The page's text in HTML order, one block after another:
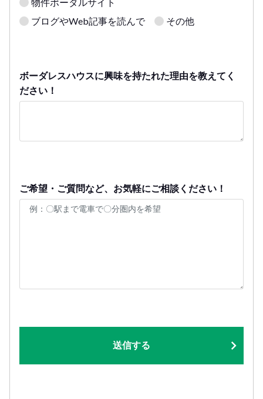
ブログやWeb記事を読んで
その他
ボーダレスハウスに興味を持たれた理由を教えてく
ださい！
ご希望・ご質問など、お気軽にご相談ください！
送信する